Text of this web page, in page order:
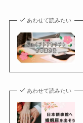
あわせて読みたい
あわせて読みたい